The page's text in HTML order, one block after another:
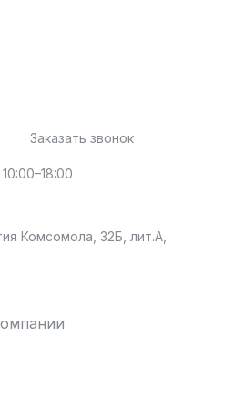
Заказать звонок
Комсомола, 32Б, лит.А,